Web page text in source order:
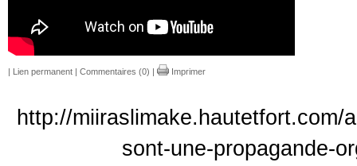
| Lien permanent | Commentaires (0) | Imprimer
http://miiraslimake.hautetfort.com/
sont-une-propagande-